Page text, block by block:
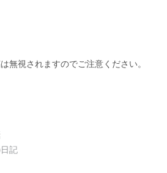
無視されますのでご注意ください。
記